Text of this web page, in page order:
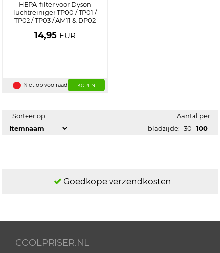
HEPA-filter voor Dyson
luchtreiniger TP00 / TP01 /
TP02 / TP03 / AM11 & DP02
14,95 EUR
Niet op voorraad KOPEN
Sorteer op:
Aantal per
bladzijde: 30 100
Goedkope verzendkosten
COOLPRISER.NL